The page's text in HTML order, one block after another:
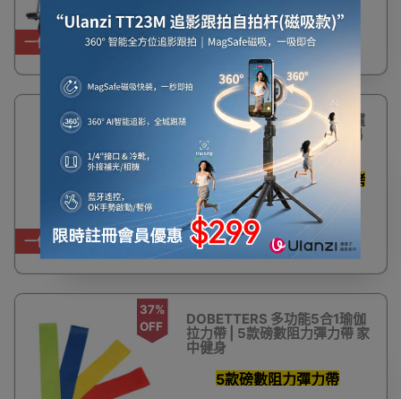
一件免運費
$780 $1,180
一件免運費
OFF
22寸圓鼓形不銹鋼BBQ燒烤爐
| 戶外野餐 | 派對聚會 | 耐用易
潔
一班人圍住燒 弧型爐蓋燜烤
鎖住肉汁
$650 $699
37%
OFF
DOBETTERS 多功能5合1瑜伽
拉力帶 | 5款磅數阻力彈力帶 家
中健身
5款磅數阻力彈力帶